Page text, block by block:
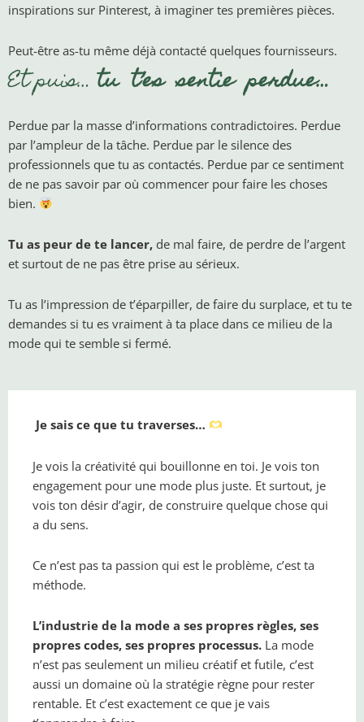
inspirations sur Pinterest, à imaginer tes premières pièces.
Peut-être as-tu même déjà contacté quelques fournisseurs.
Et puis…tu t’es sentie perdue…
Perdue par la masse d’informations contradictoires. Perdue
par l’ampleur de la tâche. Perdue par le silence des
professionnels que tu as contactés. Perdue par ce sentiment
de ne pas savoir par où commencer pour faire les choses
bien.
Tu as peur de te lancer, de mal faire, de perdre de l’argent
et surtout de ne pas être prise au sérieux.
Tu as l’impression de t’éparpiller, de faire du surplace, et tu te
demandes si tu es vraiment à ta place dans ce milieu de la
mode qui te semble si fermé.
Je sais ce que tu traverses…
Je vois la créativité qui bouillonne en toi. Je vois ton
engagement pour une mode plus juste. Et surtout, je
vois ton désir d’agir, de construire quelque chose qui
a du sens.
Ce n’est pas ta passion qui est le problème, c’est ta
méthode.
L’industrie de la mode a ses propres règles, ses
propres codes, ses propres processus. La mode
n’est pas seulement un milieu créatif et futile, c’est
aussi un domaine où la stratégie règne pour rester
rentable. Et c’est exactement ce que je vais